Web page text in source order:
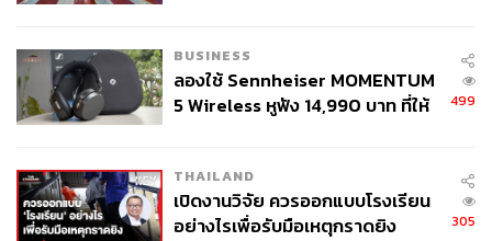
BUSINESS
ลองใช้ Sennheiser MOMENTUM
5 Wireless หูฟัง 14,990 บาท ที่ให้
499
THAILAND
เปิดงานวิจัย ควรออกแบบโรงเรียน
อย่างไรเพื่อรับมือเหตุกราดยิง
305